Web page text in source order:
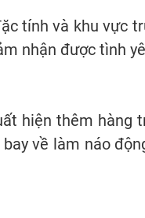
tính và khu vực
nhận được tình
hiện thêm hàng
về làm náo